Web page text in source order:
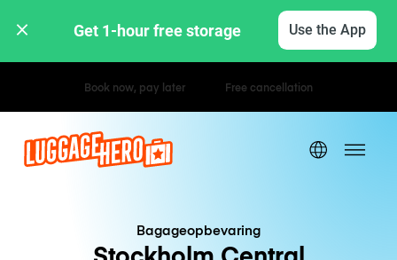
Get 1-hour free storage Use the App
Hourly / Daily Rates
Bagageopbevaring